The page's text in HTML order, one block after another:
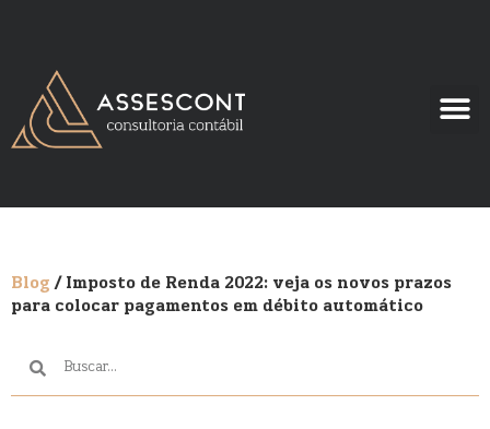
Blog/ Imposto de Renda 2022: veja os novos prazos
para colocar pagamentos em débito automático